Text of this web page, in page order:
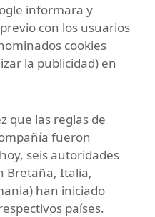
informara y
con los usuarios
cookies
la publicidad) en
que las reglas de
fueron
seis autoridades
Bretaña, Italia,
han iniciado
países.